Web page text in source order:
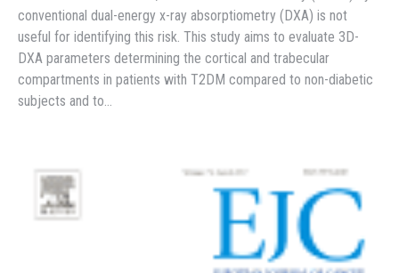
conventional dual-energy x-ray absorptiometry (DXA) is not
useful for identifying this risk. This study aims to evaluate 3D-
DXA parameters determining the cortical and trabecular
compartments in patients with T2DM compared to non-diabetic
subjects and to…